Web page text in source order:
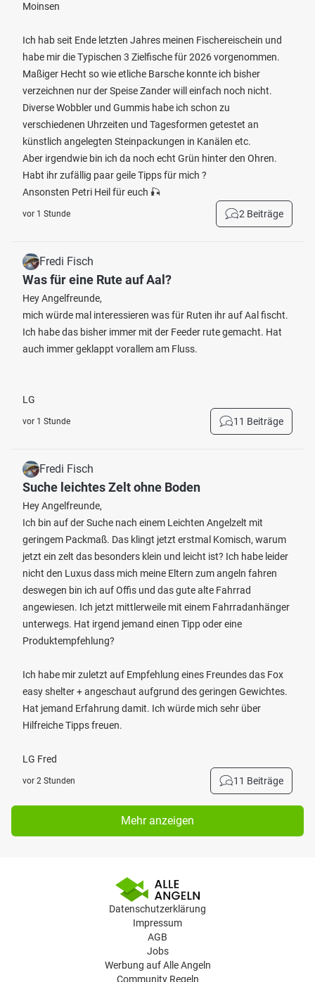
Moinsen
Ich hab seit Ende letzten Jahres meinen Fischereischein und
habe mir die Typischen 3 Zielfische für 2026 vorgenommen.
Maßiger Hecht so wie etliche Barsche konnte ich bisher
verzeichnen nur der Speise Zander will einfach noch nicht.
Diverse Wobbler und Gummis habe ich schon zu
verschiedenen Uhrzeiten und Tagesformen getestet an
künstlich angelegten Steinpackungen in Kanälen etc.
Aber irgendwie bin ich da noch echt Grün hinter den Ohren.
Habt ihr zufällig paar geile Tipps für mich ?
Ansonsten Petri Heil für euch 🎣
vor 1 Stunde 2 Beiträge
Fredi Fisch
Was für eine Rute auf Aal?
Hey Angelfreunde,
mich würde mal interessieren was für Ruten ihr auf Aal fischt.
Ich habe das bisher immer mit der Feeder rute gemacht. Hat
auch immer geklappt vorallem am Fluss.
LG
vor 1 Stunde 11 Beiträge
Fredi Fisch
Suche leichtes Zelt ohne Boden
Hey Angelfreunde,
Ich bin auf der Suche nach einem Leichten Angelzelt mit
geringem Packmaß. Das klingt jetzt erstmal Komisch, warum
jetzt ein zelt das besonders klein und leicht ist? Ich habe leider
nicht den Luxus dass mich meine Eltern zum angeln fahren
deswegen bin ich auf Offis und das gute alte Fahrrad
angewiesen. Ich jetzt mittlerweile mit einem Fahrradanhänger
unterwegs. Hat irgend jemand einen Tipp oder eine
Produktempfehlung?
Ich habe mir zuletzt auf Empfehlung eines Freundes das Fox
easy shelter + angeschaut aufgrund des geringen Gewichtes.
Hat jemand Erfahrung damit. Ich würde mich sehr über
Hilfreiche Tipps freuen.
LG Fred
vor 2 Stunden 11 Beiträge
Mehr anzeigen
Datenschutzerklärung
Impressum
AGB
Jobs
Werbung auf Alle Angeln
Community Regeln